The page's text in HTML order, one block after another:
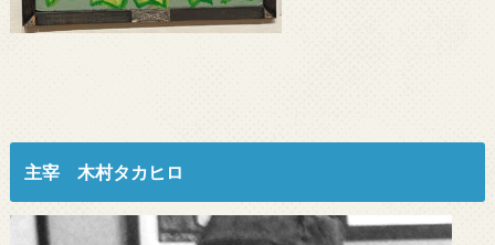
主宰 木村タカヒロ